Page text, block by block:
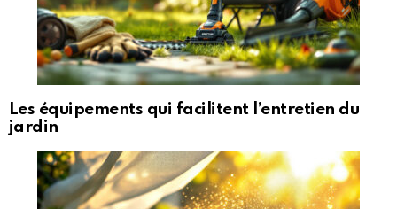
Les équipements qui facilitent l’entretien du
jardin